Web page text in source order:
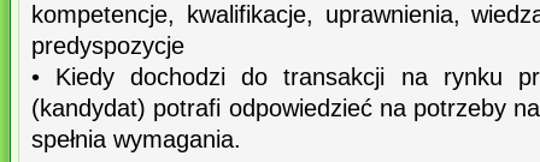
kompetencje, kwalifikacje, uprawnienia,
predyspozycje
• Kiedy dochodzi do transakcji na rynku
(kandydat) potrafi odpowiedzieć na potrzeby
spełnia wymagania.